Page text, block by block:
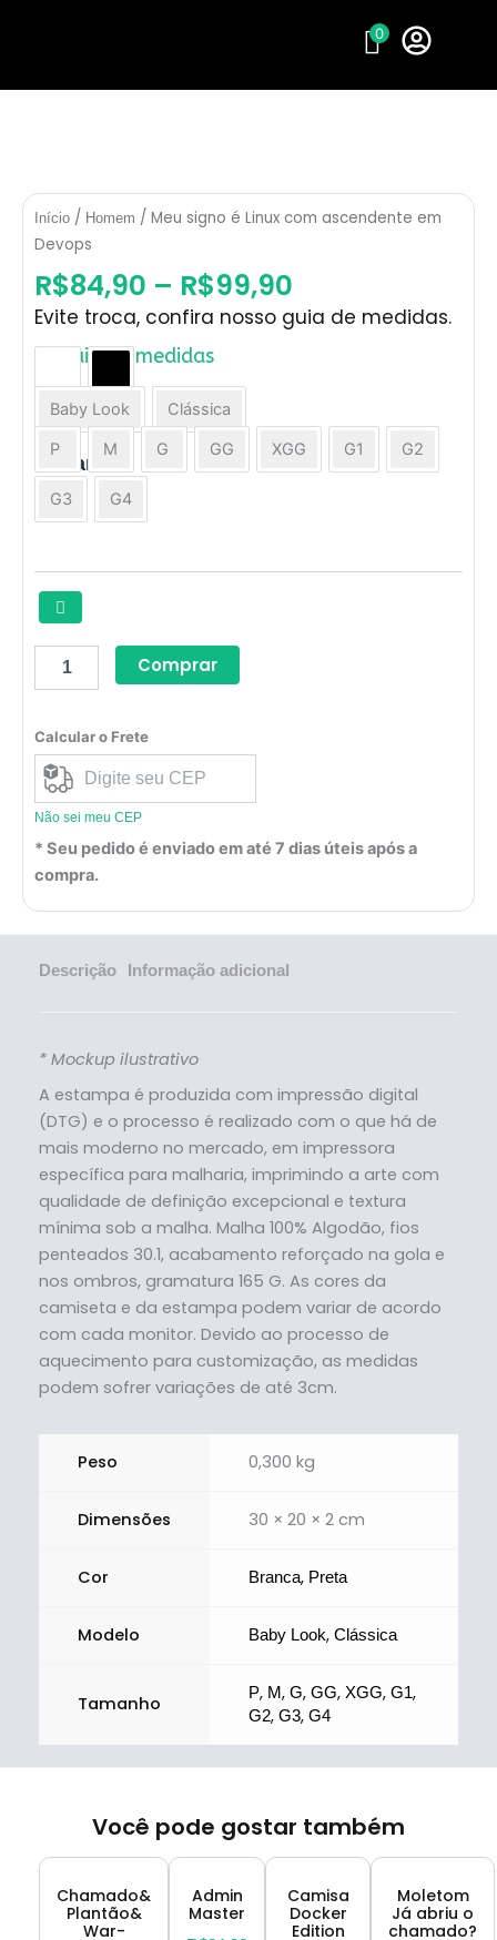
conteúdo
0
Início / Homem / Meu signo é Linux com ascendente em
Devops
R$84,90 – R$99,90
Evite troca, confira nosso guia de medidas.
Guia de medidas
Cor
Modelo
Baby Look Clássica
Tamanho
P M G GG XGG G1 G2
G3 G4
signo
é
Linux
com
ascendente
Comprar
Calcular o Frete
Não sei meu CEP
* Seu pedido é enviado em até 7 dias úteis após a
compra.
Descrição Informação adicional
* Mockup ilustrativo
A estampa é produzida com impressão digital
(DTG) e o processo é realizado com o que há de
mais moderno no mercado, em impressora
específica para malharia, imprimindo a arte com
qualidade de definição excepcional e textura
mínima sob a malha. Malha 100% Algodão, fios
penteados 30.1, acabamento reforçado na gola e
nos ombros, gramatura 165 G. As cores da
camiseta e da estampa podem variar de acordo
com cada monitor. Devido ao processo de
aquecimento para customização, as medidas
podem sofrer variações de até 3cm.
Peso 0,300 kg
Dimensões 30 × 20 × 2 cm
Cor Branca, Preta
Modelo Baby Look, Clássica
Tamanho P, M, G, GG, XGG, G1,
G2, G3, G4
Você pode gostar também
Chamado&
Plantão&
War-
Admin
Master
Camisa
Docker
Edition
Moletom
Já abriu o
chamado?